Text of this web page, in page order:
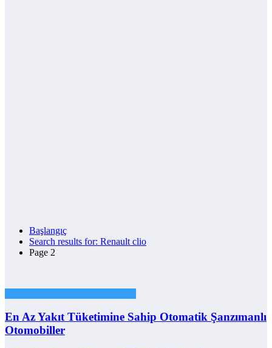
Başlangıç
Search results for: Renault clio
Page 2
En Az Yakıt Tüketimine Sahip Otomatik Şanzımanlı
Otomobiller